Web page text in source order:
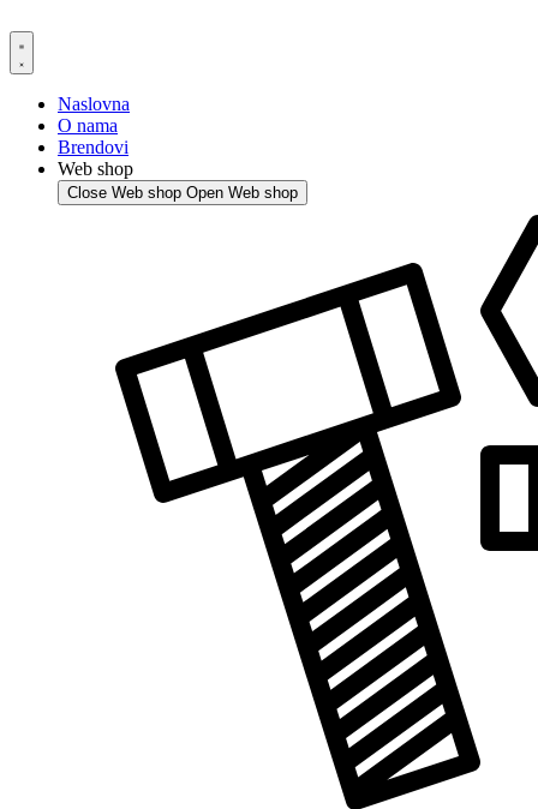
to
content
Naslovna
O nama
Brendovi
Web shop
Close Web shop Open Web shop